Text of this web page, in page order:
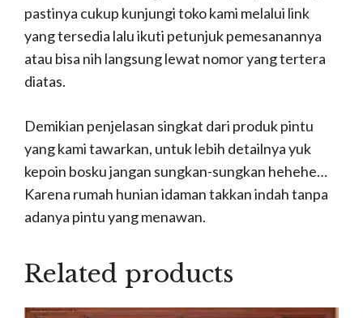
pastinya cukup kunjungi toko kami melalui link
yang tersedia lalu ikuti petunjuk pemesanannya
atau bisa nih langsung lewat nomor yang tertera
diatas.
Demikian penjelasan singkat dari produk pintu
yang kami tawarkan, untuk lebih detailnya yuk
kepoin bosku jangan sungkan-sungkan hehehe…
Karena rumah hunian idaman takkan indah tanpa
adanya pintu yang menawan.
Related products